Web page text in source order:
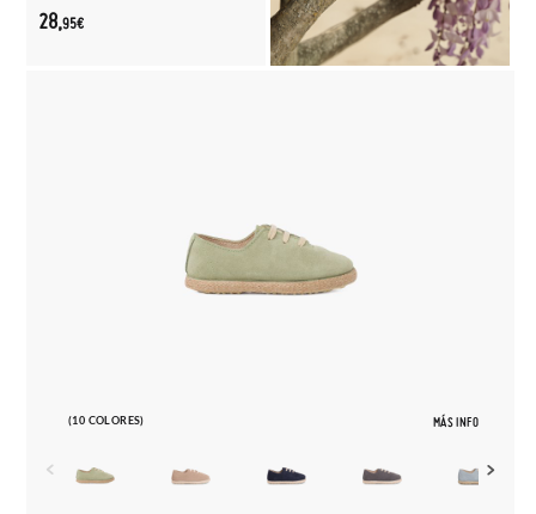
28,95€
(10 COLORES) MÁS INFO